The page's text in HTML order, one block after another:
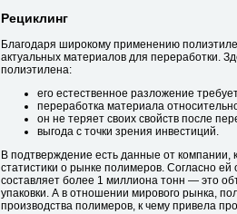
Рециклинг
Благодаря широкому применению
актуальных материалов для переработки.
полиэтилена:
его естественное разложение
переработка материала
он не теряет своих свойств после
выгода с точки зрения инвестиций.
В подтверждение есть данные от
статистики о рынке полимеров. Согласно
составляет более 1 миллиона тонн — это
упаковки. А в отношении мирового рынка,
производства полимеров, к чему привела